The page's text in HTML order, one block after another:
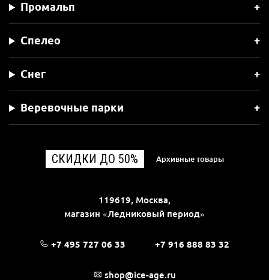
Промальп
Спелео
Снег
Веревочные парки
СКИДКИ ДО 50% Архивные товары
119619, Москва,
магазин «Ледниковый период»
+7 495 727 06 33 +7 916 888 83 32
shop@ice-age.ru